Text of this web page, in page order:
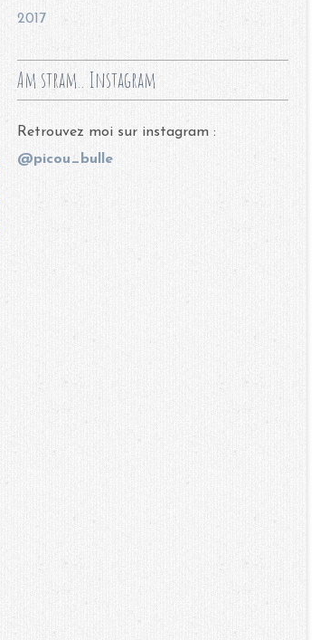
2017
Am stram.. Instagram
Retrouvez moi sur instagram :
@picou_bulle